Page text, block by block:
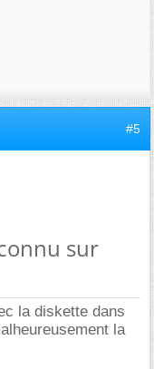
#5
sur
la diskette dans
la